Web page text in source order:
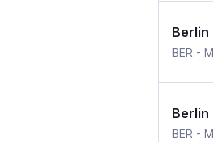
Berlin
BER -
Berlin
BER -